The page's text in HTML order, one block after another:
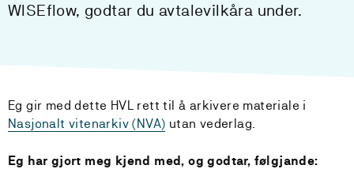
WISEflow, godtar du avtalevilkåra under.
Eg gir med dette HVL rett til å arkivere materiale i
Nasjonalt vitenarkiv (NVA) utan vederlag.
Eg har gjort meg kjend med, og godtar, følgjande: